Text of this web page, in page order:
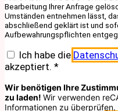
Bearbeitung Ihrer Anfrage
Umständen entnehmen lässt,
abschließend geklärt ist und
Aufbewahrungspflichten
Ich habe die
akzeptiert. *
Wir benötigen Ihre
zu laden! Wir verwenden
Informationen zu